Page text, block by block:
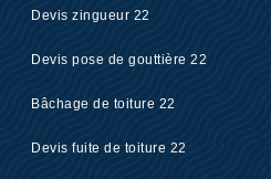
Devis zingueur 22
Devis pose de gouttière 22
Bâchage de toiture 22
Devis fuite de toiture 22